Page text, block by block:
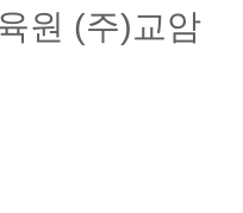
원 (주)교암